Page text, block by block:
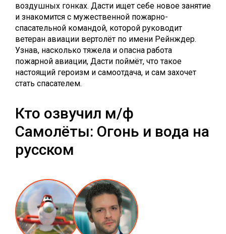
воздушных гонках. Дасти ищет себе новое занятие
и знакомится с мужественной пожарно-
спасательной командой, которой руководит
ветеран авиации вертолёт по имени Рейнждер.
Узнав, насколько тяжела и опасна работа
пожарной авиации, Дасти поймёт, что такое
настоящий героизм и самоотдача, и сам захочет
стать спасателем.
Кто озвучил м/ф
Самолёты: Огонь и вода на
русском